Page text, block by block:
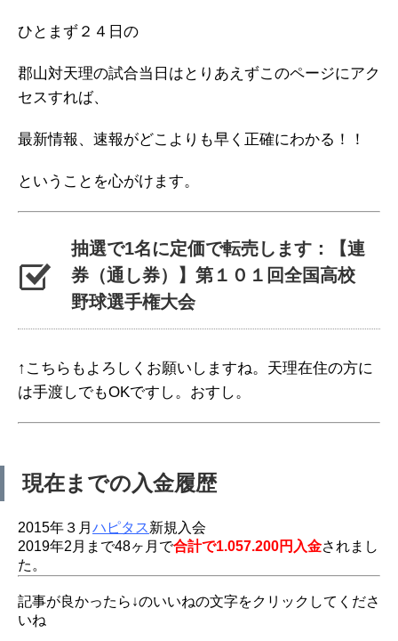
ひとまず２４日の
郡山対天理の試合当日はとりあえずこのページにアク
セスすれば、
最新情報、速報がどこよりも早く正確にわかる！！
ということを心がけます。
抽選で1名に定価で転売します：【連
券（通し券）】第１０１回全国高校
野球選手権大会
↑こちらもよろしくお願いしますね。天理在住の方に
は手渡しでもOKですし。おすし。
現在までの入金履歴
2015年３月 ハピタス新規入会
2019年2月まで48ヶ月で合計で1.057.200円入金されまし
た。
記事が良かったら↓のいいねの文字をクリックしてくださ
いね